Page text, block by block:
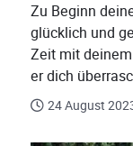
Zu Beginn
glücklich und
Zeit mit
er dich
24 August